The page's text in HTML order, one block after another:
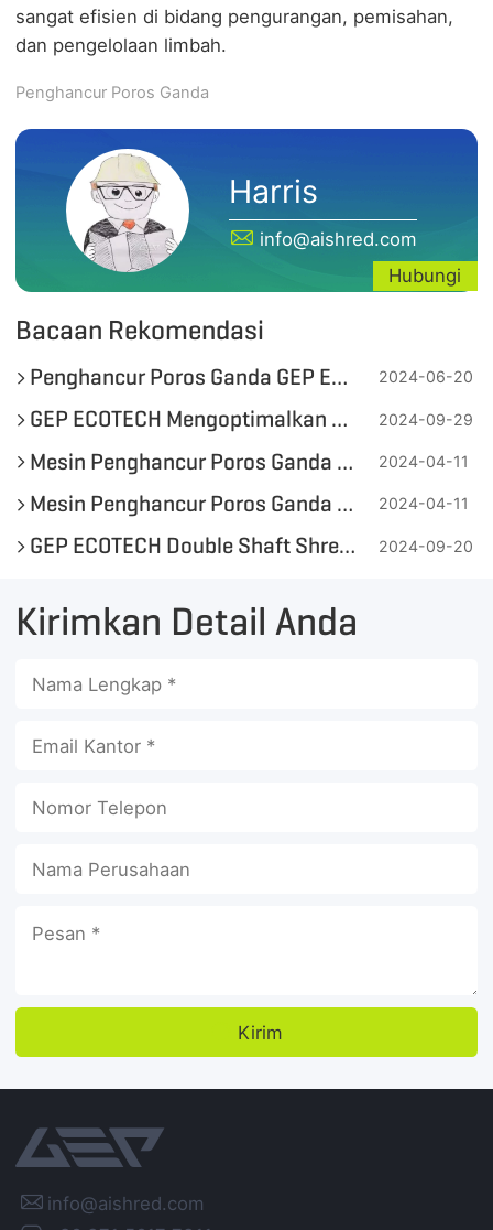
sangat efisien di bidang pengurangan, pemisahan,
dan pengelolaan limbah.
Penghancur Poros Ganda
Harris
info@aishred.com
Hubungi
Bacaan Rekomendasi
Penghancur Poros Ganda GEP ECOTECH: Peralatan yang Diperlukan untuk Pembuangan Karkas Hewan 2024-06-20
GEP ECOTECH Mengoptimalkan Penghancur Poros Ganda untuk Limbah Besar 2024-09-29
Mesin Penghancur Poros Ganda Dijual, Merek GEP Ecotech! 2024-04-11
Mesin Penghancur Poros Ganda untuk Mengolah Sampah Hijau dan Biomassa 2024-04-11
GEP ECOTECH Double Shaft Shredder: digunakan untuk Penghancuran Kulit Limbah untuk Pemulihan Energi 2024-09-20
Kirimkan Detail Anda
Kirim

info@aishred.com